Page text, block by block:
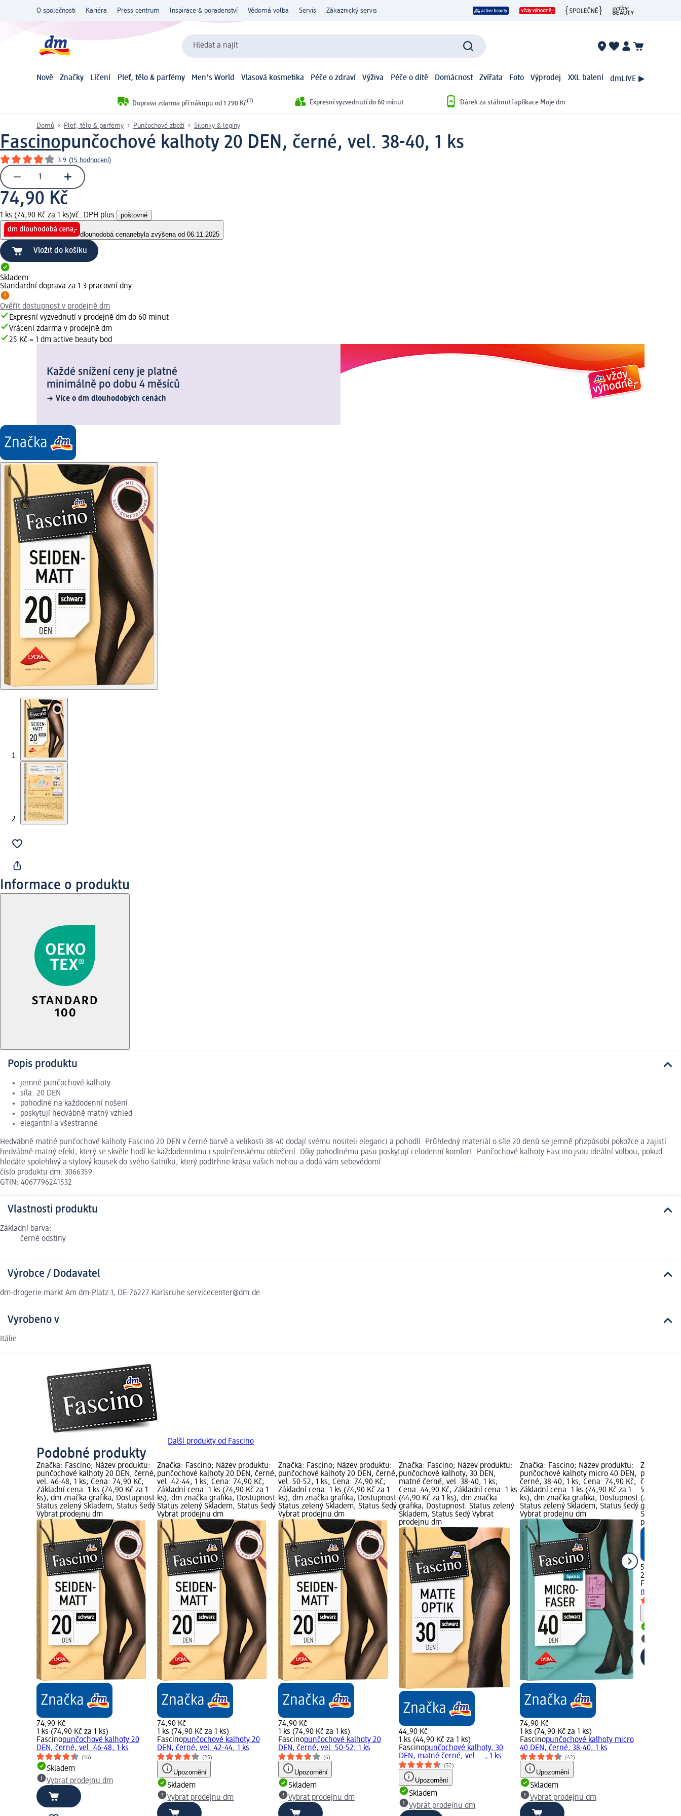
O společnosti Kariéra Press centrum Inspirace & poradenství Vědomá volba Servis Zákaznický servis
Hledat a najít
Nově Značky Líčení Pleť, tělo & parfémy Men's World Vlasová kosmetika Péče o zdraví Výživa Péče o dítě Domácnost Zvířata Foto Výprodej XXL balení dmLIVE ▶
Doprava zdarma při nákupu od 1 290 Kč(1) Expresní vyzvednutí do 60 minut Dárek za stáhnutí aplikace Moje dm
Domů Pleť, tělo & parfémy Punčochové zboží Silonky & legíny
Fascinopunčochové kalhoty 20 DEN, černé, vel. 38-40, 1 ks
3.9 (15 hodnocení)
74,90 Kč
1 ks (74,90 Kč za 1 ks)vč. DPH plus poštovné
dlouhodobá cenanebyla zvýšena od 06.11.2025
Vložit do košíku
Skladem
Standardní doprava za 1-3 pracovní dny
Ověřit dostupnost v prodejně dm
Expresní vyzvednutí v prodejně dm do 60 minut
Vrácení zdarma v prodejně dm
25 Kč = 1 dm active beauty bod
Každé snížení ceny je platné
minimálně po dobu 4 měsíců
Více o dm dlouhodobých cenách
Informace o produktu
Popis produktu
jemné punčochové kalhoty
síla: 20 DEN
pohodlné na každodenní nošení
poskytují hedvábně matný vzhled
elegantní a všestranné
Hedvábně matné punčochové kalhoty Fascino 20 DEN v černé barvě a velikosti 38-40 dodají svému nositeli eleganci a pohodlí. Průhledný materiál o síle 20 denů se jemně přizpůsobí pokožce a zajistí
hedvábně matný efekt, který se skvěle hodí ke každodennímu i společenskému oblečení. Díky pohodlnému pasu poskytují celodenní komfort. Punčochové kalhoty Fascino jsou ideální volbou, pokud
hledáte spolehlivý a stylový kousek do svého šatníku, který podtrhne krásu vašich nohou a dodá vám sebevědomí.
číslo produktu dm: 3066359
GTIN: 4067796241532
Vlastnosti produktu
Základní barva:
černé odstíny
Výrobce / Dodavatel
dm-drogerie markt Am dm-Platz 1, DE-76227 Karlsruhe servicecenter@dm.de
Vyrobeno v
Itálie
Další produkty od Fascino
Podobné produkty
Značka: Fascino; Název produktu:
punčochové kalhoty 20 DEN, černé,
vel. 46-48, 1 ks; Cena: 74,90 Kč;
Základní cena: 1 ks (74,90 Kč za 1
ks); dm značka grafika; Dostupnost:
Status zelený Skladem, Status šedý
Vybrat prodejnu dm
74,90 Kč
1 ks (74,90 Kč za 1 ks)
Fascinopunčochové kalhoty 20
DEN, černé, vel. 46-48, 1 ks
(16)
Skladem
Vybrat prodejnu dm
Značka: Fascino; Název produktu:
punčochové kalhoty 20 DEN, černé,
vel. 42-44, 1 ks; Cena: 74,90 Kč;
Základní cena: 1 ks (74,90 Kč za 1
ks); dm značka grafika; Dostupnost:
Status zelený Skladem, Status šedý
Vybrat prodejnu dm
74,90 Kč
1 ks (74,90 Kč za 1 ks)
Fascinopunčochové kalhoty 20
DEN, černé, vel. 42-44, 1 ks
(25)
Upozornění
Skladem
Vybrat prodejnu dm
Značka: Fascino; Název produktu:
punčochové kalhoty 20 DEN, černé,
vel. 50-52, 1 ks; Cena: 74,90 Kč;
Základní cena: 1 ks (74,90 Kč za 1
ks); dm značka grafika; Dostupnost:
Status zelený Skladem, Status šedý
Vybrat prodejnu dm
74,90 Kč
1 ks (74,90 Kč za 1 ks)
Fascinopunčochové kalhoty 20
DEN, černé, vel. 50-52, 1 ks
(6)
Upozornění
Skladem
Vybrat prodejnu dm
Značka: Fascino; Název produktu:
punčochové kalhoty, 30 DEN,
matné černé, vel. 38-40, 1 ks;
Cena: 44,90 Kč; Základní cena: 1 ks
(44,90 Kč za 1 ks); dm značka
grafika; Dostupnost: Status zelený
Skladem, Status šedý Vybrat
prodejnu dm
44,90 Kč
1 ks (44,90 Kč za 1 ks)
Fascinopunčochové kalhoty, 30
DEN, matné černé, vel...., 1 ks
(52)
Upozornění
Skladem
Vybrat prodejnu dm
Značka: Fascino; Název produktu:
punčochové kalhoty micro 40 DEN,
černé, 38-40, 1 ks; Cena: 74,90 Kč;
Základní cena: 1 ks (74,90 Kč za 1
ks); dm značka grafika; Dostupnost:
Status zelený Skladem, Status šedý
Vybrat prodejnu dm
74,90 Kč
1 ks (74,90 Kč za 1 ks)
Fascinopunčochové kalhoty micro
40 DEN, černé, 38-40, 1 ks
(42)
Upozornění
Skladem
Vybrat prodejnu dm
Značka:
černé, 1
54,90 Kč;
(27,45 Kč
grafika;
Skladem,
prodejnu
54,90 Kč
2 ks (27,45
Fascino
matné